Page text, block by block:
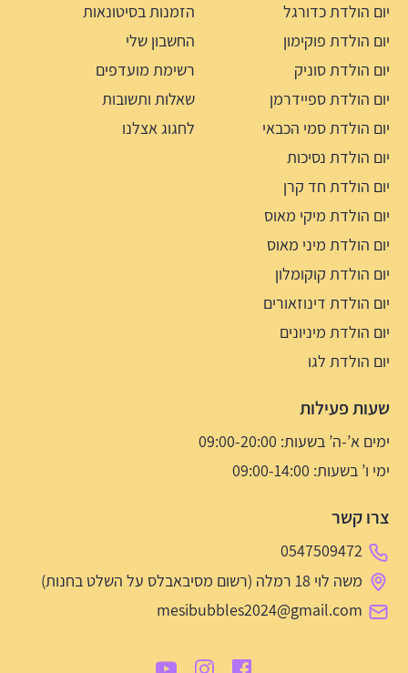
יום הולדת כדורגל
יום הולדת פוקימון
יום הולדת סוניק
יום הולדת ספיידרמן
יום הולדת סמי הכבאי
יום הולדת נסיכות
יום הולדת חד קרן
יום הולדת מיקי מאוס
יום הולדת מיני מאוס
יום הולדת קוקומלון
יום הולדת דינוזאורים
יום הולדת מיניונים
יום הולדת לגו
הזמנות בסיטונאות
החשבון שלי
רשימת מועדפים
שאלות ותשובות
לחגוג אצלנו
שעות פעילות
ימים א’-ה’ בשעות: 09:00-20:00
ימי ו’ בשעות: 09:00-14:00
צרו קשר
0547509472
משה לוי 18 רמלה (רשום מסיבאבלס על השלט בחנות)
mesibubbles2024@gmail.com